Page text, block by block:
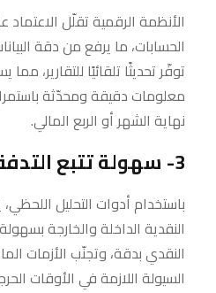
الأنظمة الرقمية تقلّل
الحسابات، ما يرفع من دقة
توفّر تحديثًا تلقائيًا للتقارير،
معلومات دقيقة ومحدّثة
نهاية الشهر أو الربع المالي.
3- سهولة تتبع التدفقات النقدية
باستخدام أدوات التحليل
النقدية الداخلة والخارجة
النقدي بدقة، وتجنّب الأزمات
السيولة اللازمة في الأوقات